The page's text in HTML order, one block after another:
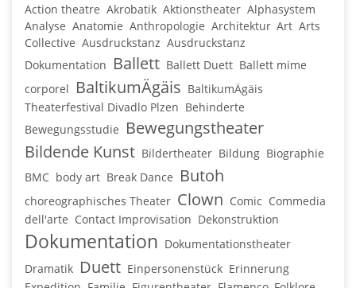
Action theatre Akrobatik Aktionstheater Alphasystem
Analyse Anatomie Anthropologie Architektur Art Arts
Collective Ausdruckstanz Ausdruckstanz
Dokumentation Ballett Ballett Duett Ballett mime
corporel BaltikumÄgäis BaltikumÄgäis
Theaterfestival Divadlo Plzen Behinderte
Bewegungsstudie Bewegungstheater
Bildende Kunst Bildertheater Bildung Biographie
BMC body art Break Dance Butoh
choreographisches Theater Clown Comic Commedia
dell'arte Contact Improvisation Dekonstruktion
Dokumentation Dokumentationstheater
Dramatik Duett Einpersonenstück Erinnerung